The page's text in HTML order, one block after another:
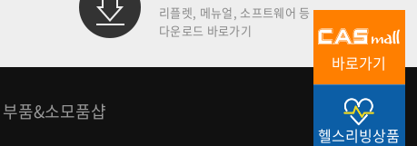
리플렛, 메뉴얼, 소프트웨어 등
다운로드 바로가기
부품&소모품샵
바로가기
헬스리빙상품